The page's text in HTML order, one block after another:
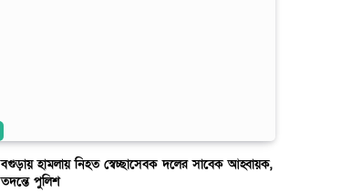
বগুড়ায় হামলায় নিহত স্বেচ্ছাসেবক দলের সাবেক আহ্বায়ক,
তদন্তে পুলিশ